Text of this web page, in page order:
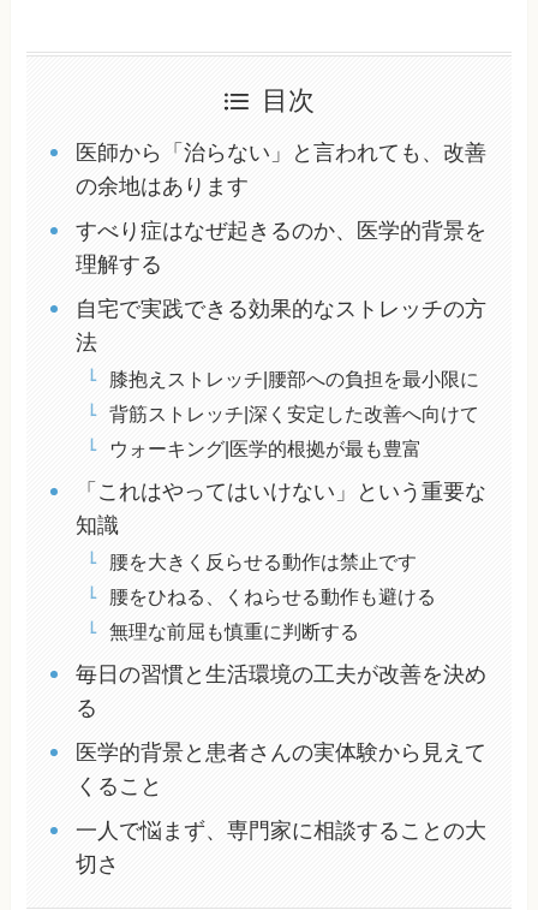
目次
医師から「治らない」と言われても、改善
の余地はあります
すべり症はなぜ起きるのか、医学的背景を
理解する
自宅で実践できる効果的なストレッチの方
法
膝抱えストレッチ|腰部への負担を最小限に
背筋ストレッチ|深く安定した改善へ向けて
ウォーキング|医学的根拠が最も豊富
「これはやってはいけない」という重要な
知識
腰を大きく反らせる動作は禁止です
腰をひねる、くねらせる動作も避ける
無理な前屈も慎重に判断する
毎日の習慣と生活環境の工夫が改善を決め
る
医学的背景と患者さんの実体験から見えて
くること
一人で悩まず、専門家に相談することの大
切さ